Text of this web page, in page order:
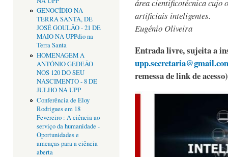
GENOCÍDIO NA
TERRA SANTA, DE
JOSÉ GOULÃO - 21 DE
MAIO NA UPPdio na
Terra Santa
HOMENAGEM A
ANTÓNIO GEDEÃO
NOS 120 DO SEU
NASCIMENTO - 8 DE
JULHO NA UPP
Conferência de Eloy
Rodrigues em 18
Fevereiro : A ciência ao
serviço da humanidade -
Oportunidades e
ameaças para a ciência
aberta
área cientificotécnica cujo
artificiais inteligentes.
Eugénio Oliveira
Entrada livre, sujeita a
remessa de link de acesso)